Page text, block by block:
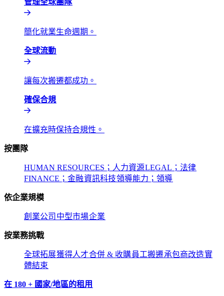
管理全球團隊​​
簡化就業生命週期。​​
全球流動​​
讓每次搬遷都成功。​​
確保合規​​
在擴充時保持合規性。​​
按團隊​​
HUMAN RESOURCES；人力資源​​LEGAL；法律​​
FINANCE；金融​​資訊科技​​領導能力；領導​​
依企業規模​​
創業公司​​ 中型市場​​企業​​
按業務挑戰​​
全球拓展​​獲得人才​​合併 & 收購​​員工搬遷​​承包商改造​​實
體結束​​
在 180 + 國家/地區的租用​​